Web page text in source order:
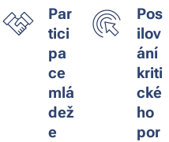
Par
tici
pa
ce
mlá
dež
e
Pos
ilov
ání
kriti
cké
ho
por